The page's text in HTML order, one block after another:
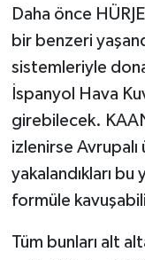
Daha önce
bir benzeri
sistemleriyle
İspanyol Hava
girebilecek.
izlenirse Avrupalı
yakalandıkları
formüle
Tüm bunları alt